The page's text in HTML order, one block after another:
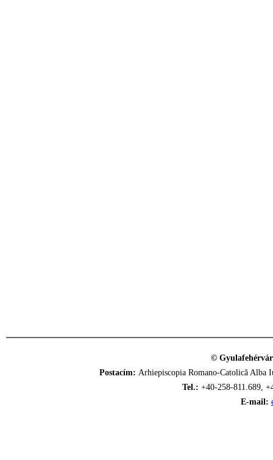
©
Postacím: Arhiepiscopia Romano-Catolică
Tel.: +40-258-811.689,
E-mail: